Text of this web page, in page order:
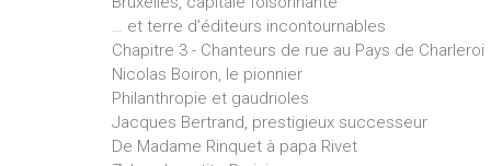
… et terre d’éditeurs incontournables
Chapitre 3 - Chanteurs de rue au Pays de Charleroi
Nicolas Boiron, le pionnier
Philanthropie et gaudrioles
Jacques Bertrand, prestigieux successeur
De Madame Rinquet à papa Rivet